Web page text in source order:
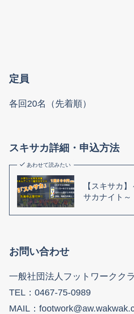
定員
各回20名（先着順）
スキサカ詳細・申込方法
あわせて読みたい
【スキサカ
サカナイト～
お問い合わせ
一般社団法人フットワークク
TEL：0467-75-0989
MAIL：